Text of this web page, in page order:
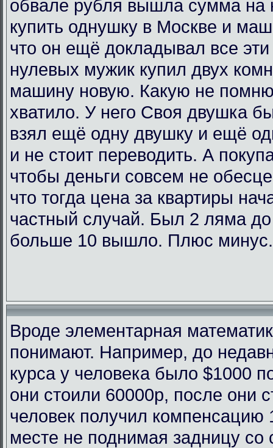
обвале рубля вышла сумма на
купить однушку в Москве и
что он ещё докладывал все
нулевых мужик купил двух
машину новую. Какую не
хватило. У него Своя двушка
взял ещё одну двушку и ещё
и не стоит переводить. А
чтобы деньги совсем не
что тогда цена за квартиры
частный случай. Был 2 ляма
больше 10 вышло. Плюс минус.
Вроде элементарная
понимают. Например, до
курса у человека было $1000
они стоили 60000р, после они
человек получил компенсацию
месте не поднимая задницу со